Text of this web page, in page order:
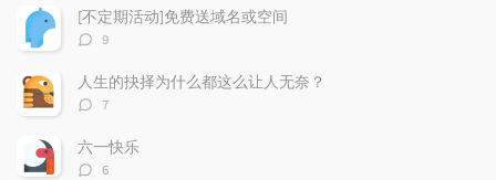
数：
[不定期活动]免费送域名或空间
评
数：
9
人生的抉择为什么都这么让人无奈？
评
数：
7
六一快乐
评
6